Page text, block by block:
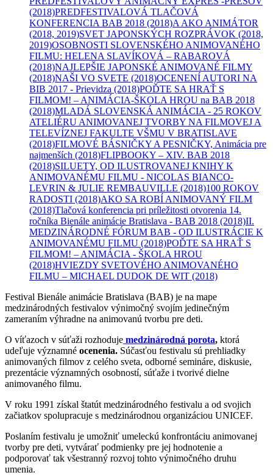
(2018)PREDFESTIVALOVÁ TLAČOVÁ
KONFERENCIA BAB 2018 (2018)A AKO ANIMÁTOR
(2018, 2019)SVET JAPONSKÝCH ROZPRÁVOK (2018,
2019)OSOBNOSTI SLOVENSKÉHO ANIMOVANÉHO
FILMU: HELENA SLAVÍKOVÁ – RABAROVÁ
(2018)NAJLEPŠIE JAPONSKÉ ANIMOVANÉ FILMY
(2018)NAŠI VO SVETE (2018)OCENENÍ AUTORI NA
BIB 2017 - Prievidza (2018)POĎTE SA HRAŤ S
FILMOM! – ANIMÁCIA-ŠKOLA HROU na BAB 2018
(2018)MLADÁ SLOVENSKÁ ANIMÁCIA - 25 ROKOV
ATELIÉRU ANIMOVANEJ TVORBY NA FILMOVEJ A
TELEVÍZNEJ FAKULTE VŠMU V BRATISLAVE
(2018)FILMOVÉ BÁSNIČKY A PESNIČKY, Animácia pre
najmenších (2018)FLIPBOOKY – XIV. BAB 2018
(2018)SILUETY, OD ILUSTROVANEJ KNIHY K
ANIMOVANÉMU FILMU - NICOLAS BIANCO-
LEVRIN & JULIE REMBAUVILLE (2018)100 ROKOV
RADOSTI (2018)AKO SA ROBÍ ANIMOVANÝ FILM
(2018)Tlačová konferencia pri príležitosti otvorenia 14.
ročníka Bienále animácie Bratislava - BAB 2018 (2018)II.
MEDZINÁRODNÉ FÓRUM BAB - OD ILUSTRÁCIE K
ANIMOVANÉMU FILMU (2018)POĎTE SA HRAŤ S
FILMOM! – ANIMÁCIA - ŠKOLA HROU
(2018)HVIEZDY SVETOVÉHO ANIMOVANÉHO
FILMU – MICHAEL DUDOK DE WIT (2018)
Festival Bienále animácie Bratislava (BAB) je na mape
medzinárodných festivalov výnimočný svojím jedinečným
zameraním výhradne na animovanú tvorbu pre deti.
O víťazoch v súťaži rozhoduje medzinárodná porota, ktorá
udeľuje významné ocenenia. Súčasťou festivalu sú prehliadky
animovaných filmov z celého sveta, odborné semináre, diskusie,
prezentácie významných osobností, súťaže i tvorivé dielne
animovaného filmu.
V roku 1991 získal štatút medzinárodného festivalu a od svojich
začiatkov spolupracuje s medzinárodnou organizáciou UNICEF.
Poslaním festivalu je umožniť umeleckú konfrontáciu animovanej
tvorby pre deti, vytvárať podmienky pre jej hodnotenie a
podporovať tak všestranný rozvoj tohto výnimočného druhu
umenia.